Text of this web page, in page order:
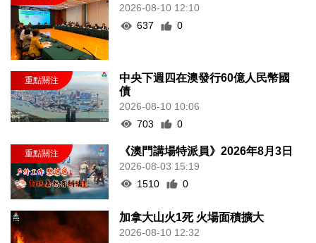
2026-08-10 12:10
637
0
中央下週四在澳發行60億人民幣國
債
2026-08-10 10:06
703
0
《澳門講場特派員》2026年8月3日
2026-08-03 15:19
1510
0
加拿大山火1死 火場面積擴大
2026-08-10 12:32